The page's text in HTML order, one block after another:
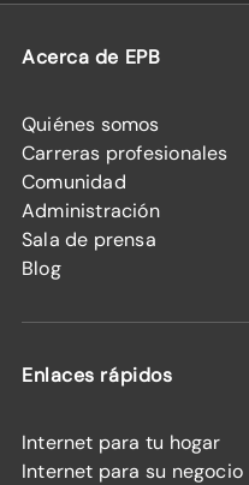
Acerca de EPB
Quiénes somos
Carreras profesionales
Comunidad
Administración
Sala de prensa
Blog
Enlaces rápidos
Internet para tu hogar
Internet para su negocio